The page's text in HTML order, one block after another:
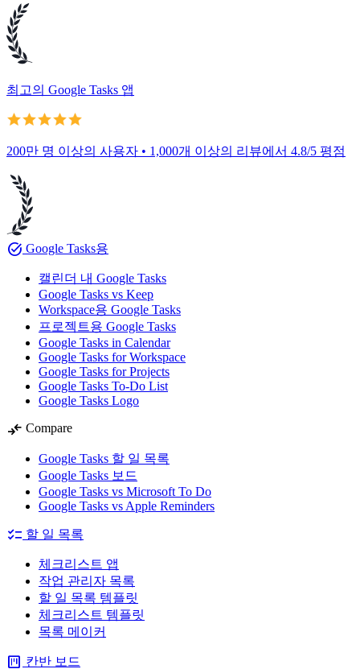
최고의 Google Tasks 앱
200만 명 이상의 사용자 • 1,000개 이상의 리뷰에서 4.8/5 평점
task_alt Google Tasks용
캘린더 내 Google Tasks
Google Tasks vs Keep
Workspace용 Google Tasks
프로젝트용 Google Tasks
Google Tasks in Calendar
Google Tasks for Workspace
Google Tasks for Projects
Google Tasks To-Do List
Google Tasks Logo
compare_arrows Compare
Google Tasks 할 일 목록
Google Tasks 보드
Google Tasks vs Microsoft To Do
Google Tasks vs Apple Reminders
checklist 할 일 목록
체크리스트 앱
작업 관리자 목록
할 일 목록 템플릿
체크리스트 템플릿
목록 메이커
view_kanban 칸반 보드